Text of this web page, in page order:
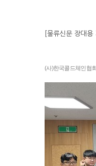
물류신문 장대용
(사)한국콜드체인협